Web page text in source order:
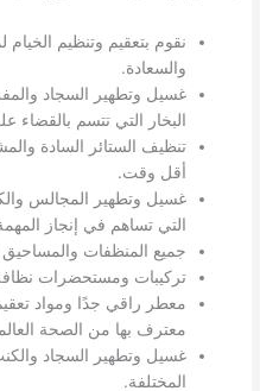
نقوم بتعقيم وتنظيم
والسعادة.
غسيل وتطهير السجاد
البخار التي تتسم بالقضاء
تنظيف الستائر السادة
أقل وقت.
غسيل وتطهير المجالس
التي تساهم في إنجاز
جميع المنظفات
تركيبات ومستحضرات نظافة
معطر راقي جدًا ومواد
معترف بها من الصحة
غسيل وتطهير السجاد
المختلفة.